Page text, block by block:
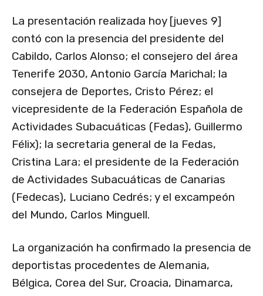
La presentación realizada hoy [jueves 9]
contó con la presencia del presidente del
Cabildo, Carlos Alonso; el consejero del área
Tenerife 2030, Antonio García Marichal; la
consejera de Deportes, Cristo Pérez; el
vicepresidente de la Federación Española de
Actividades Subacuáticas (Fedas), Guillermo
Félix); la secretaria general de la Fedas,
Cristina Lara; el presidente de la Federación
de Actividades Subacuáticas de Canarias
(Fedecas), Luciano Cedrés; y el excampeón
del Mundo, Carlos Minguell.
La organización ha confirmado la presencia de
deportistas procedentes de Alemania,
Bélgica, Corea del Sur, Croacia, Dinamarca,